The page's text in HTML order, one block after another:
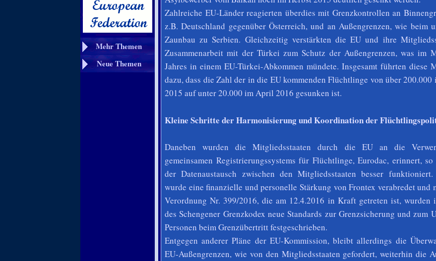
Mehr Themen
Neue Themen
Zahlreiche EU-Länder reagierten überdies mit Grenzkontrollen an
z.B. Deutschland gegenüber Österreich, und an Außengrenzen, wie beim
Zaunbau zu Serbien. Gleichzeitig verstärkten die EU und ihre
Zusammenarbeit mit der Türkei zum Schutz der Außengrenzen, was im
Jahres in einem EU-Türkei-Abkommen mündete. Insgesamt führten diese
dazu, dass die Zahl der in die EU kommenden Flüchtlinge von über 200.000
2015 auf unter 20.000 im April 2016 gesunken ist.
Kleine Schritte der Harmonisierung und Koordination der
Daneben wurden die Mitgliedsstaaten durch die EU an die
gemeinsamen Registrierungssystems für Flüchtlinge, Eurodac, erinnert, so
der Datenaustausch zwischen den Mitgliedsstaaten besser funktioniert.
wurde eine finanzielle und personelle Stärkung von Frontex verabredet und
Verordnung Nr. 399/2016, die am 12.4.2016 in Kraft getreten ist, wurden
des Schengener Grenzkodex neue Standards zur Grenzsicherung und zum
Personen beim Grenzübertritt festgeschrieben.
Entgegen anderer Pläne der EU-Kommission, bleibt allerdings die
EU-Außengrenzen, wie von den Mitgliedsstaaten gefordert, weiterhin die